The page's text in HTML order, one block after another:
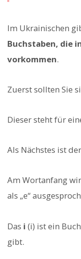
Im Ukrainischen
Buchstaben, die
vorkommen.
Zuerst sollten Sie
Dieser steht für
Als Nächstes ist
Am Wortanfang
als „e“
Das і (i) ist ein
gibt.